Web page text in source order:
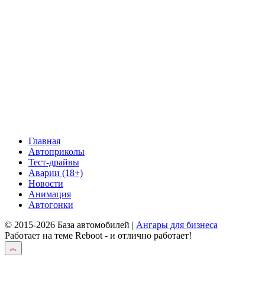
Главная
Автоприколы
Тест-драйвы
Аварии (18+)
Новости
Анимация
Автогонки
© 2015-2026 База автомобилей | Ангары для бизнеса
Работает на теме Reboot - и отлично работает!